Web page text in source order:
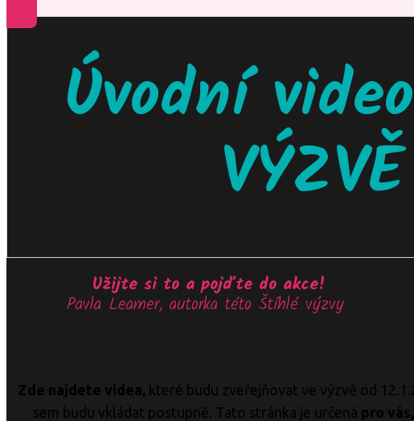
Úvodní
Užijte si to a pojďte do akce!
Pavla Leamer, autorka této Štíhlé výzvy
Zde najdete videa, které budu zveřejňovat ve výzvě od
sem budu vkládat postupně. Tato stránka je určená pro